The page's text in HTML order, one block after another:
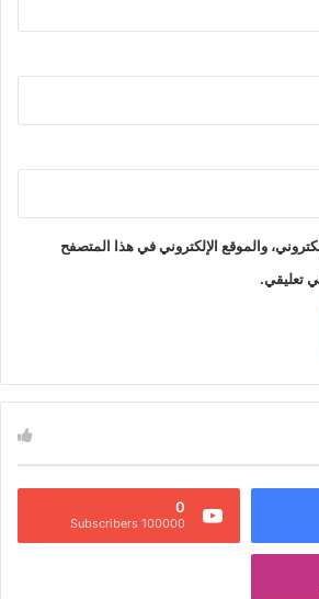
والموقع الإلكتروني في هذا المتصفح
تعليقي.
0
100000 Subscribers